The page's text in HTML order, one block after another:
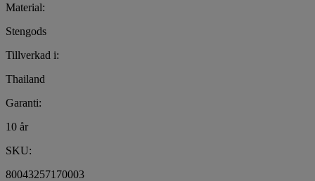
Material:
Stengods
Tillverkad i:
Thailand
Garanti:
10 år
SKU:
80043257170003